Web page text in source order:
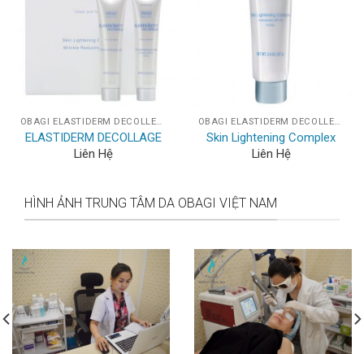
OBAGI ELASTIDERM DECOLLETAGE
ELASTIDERM DECOLLAGE
Liên Hệ
OBAGI ELASTIDERM DECOLLETAGE
Skin Lightening Complex
Liên Hệ
HÌNH ẢNH TRUNG TÂM DA OBAGI VIỆT NAM